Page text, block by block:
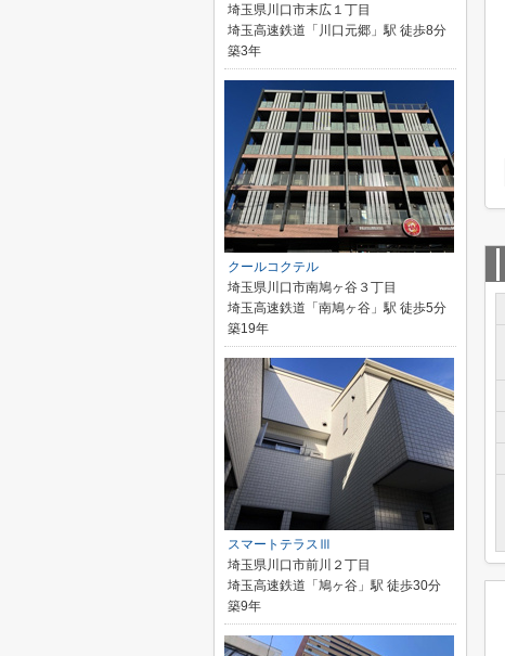
埼玉県川口市末広１丁目
埼玉高速鉄道「川口元郷」駅 徒歩8分
築3年
クールコクテル
埼玉県川口市南鳩ヶ谷３丁目
埼玉高速鉄道「南鳩ヶ谷」駅 徒歩5分
築19年
スマートテラスⅢ
埼玉県川口市前川２丁目
埼玉高速鉄道「鳩ヶ谷」駅 徒歩30分
築9年